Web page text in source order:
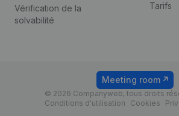
Vérification de la
solvabilité
Tarifs
© 2026 Companyweb, tous droits
Conditions d'utilisation
Cookies
Meeting room